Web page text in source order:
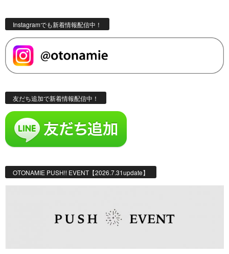
Instagramでも新着情報配信中！
友だち追加で新着情報配信中！
OTONAMIE PUSH!! EVENT【2026.7.31update】